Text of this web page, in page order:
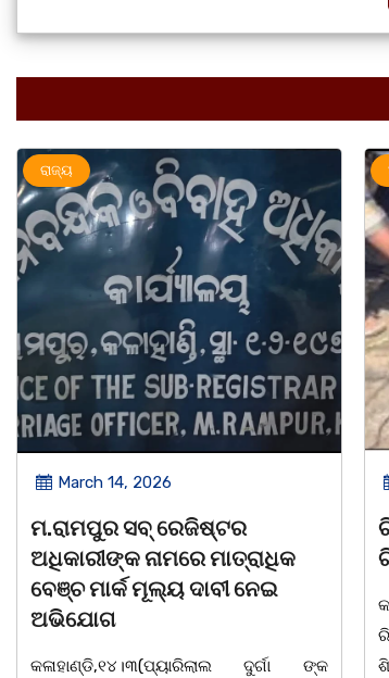
ଅପରାଧ ରାଜ୍ୟ
March 14, 2026
ଚିତାବାଘ ର ନଖ ଜବତ ତିନି ଯୁବକ
ଗିରଫ ଓ କୋର୍ଟ ଚାଲାଣ
କଳାହାଣ୍ଡି,୧୪|୩(ପ୍ୟାରିଲାଲ ଦୁର୍ଗା ଙ୍କ
ଶିକାର କରି ବ୍ୟବସାୟ ଚାଲୁଥିବା ସମ୍ପର୍କରେ